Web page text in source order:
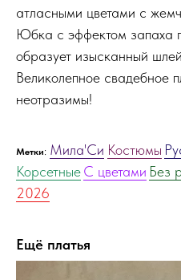
атласными цветами с
Юбка с эффектом запаха
образует изысканный
Великолепное свадебное
неотразимы!
Метки: Мила'Си Костюмы
КорсетныеС цветами Без
2026
Ещё платья